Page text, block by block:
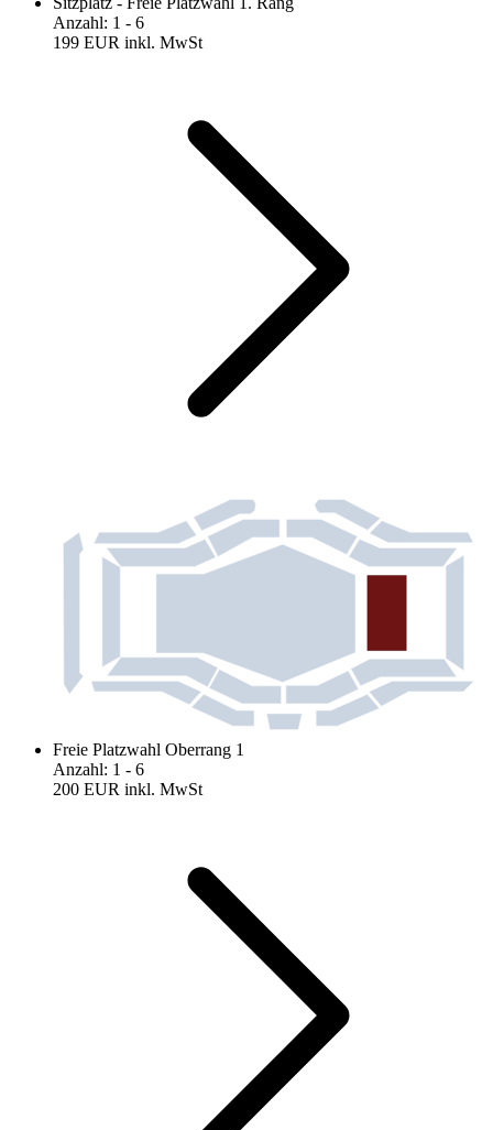
Anzahl: 1 - 6
199 EUR inkl. MwSt
Freie Platzwahl Oberrang 1
Anzahl: 1 - 6
200 EUR inkl. MwSt